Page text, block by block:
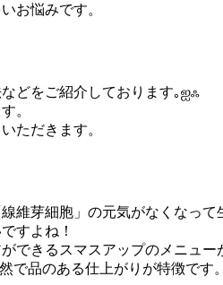
お悩みです。
どをご紹介しております｡ஐஃ
。
ただきま す。
維芽細胞 」の元気がなくなって
すよね！
できるスマスアップのメニュー
で品のある仕上がりが特徴です。